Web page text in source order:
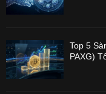
Top 5
PAXG)